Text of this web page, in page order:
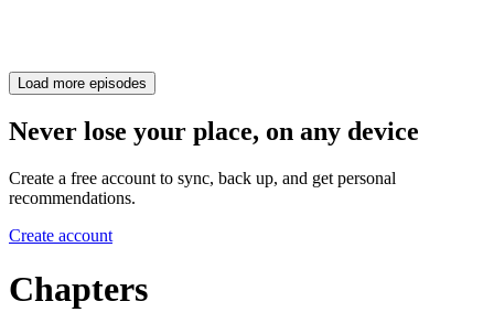
Load more episodes
Never lose your place, on any device
Create a free account to sync, back up, and get personal
recommendations.
Create account
Chapters